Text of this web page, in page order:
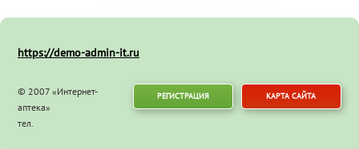
https://demo-admin-it.ru
© 2007 «Интернет-
аптека»
тел.
РЕГИСТРАЦИЯ КАРТА САЙТА